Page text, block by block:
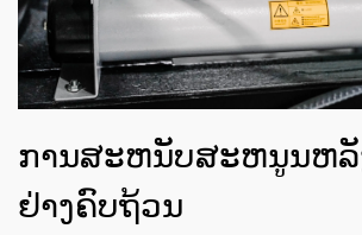
ການສະຫນັບສະຫນູນຫລັ
ຢ່າງຄົບຖ້ວນ